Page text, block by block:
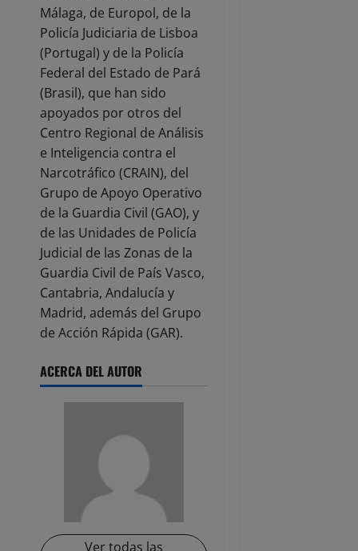
Málaga, de Europol, de la
Policía Judiciaria de Lisboa
(Portugal) y de la Policía
Federal del Estado de Pará
(Brasil), que han sido
apoyados por otros del
Centro Regional de Análisis
e Inteligencia contra el
Narcotráfico (CRAIN), del
Grupo de Apoyo Operativo
de la Guardia Civil (GAO), y
de las Unidades de Policía
Judicial de las Zonas de la
Guardia Civil de País Vasco,
Cantabria, Andalucía y
Madrid, además del Grupo
de Acción Rápida (GAR).
ACERCA DEL AUTOR
Ver todas las